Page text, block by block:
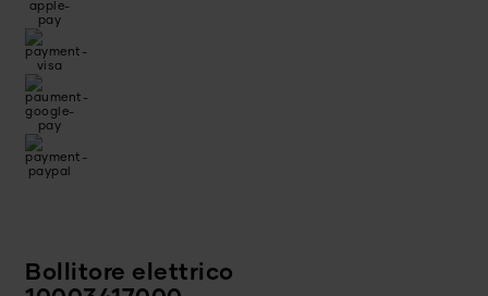
Bollitore elettrico